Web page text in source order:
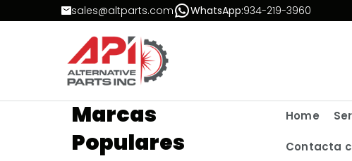
Skip to Contentsales@altparts.com WhatsApp:934-219-3960
Marcas
Populares
Home
Contacta